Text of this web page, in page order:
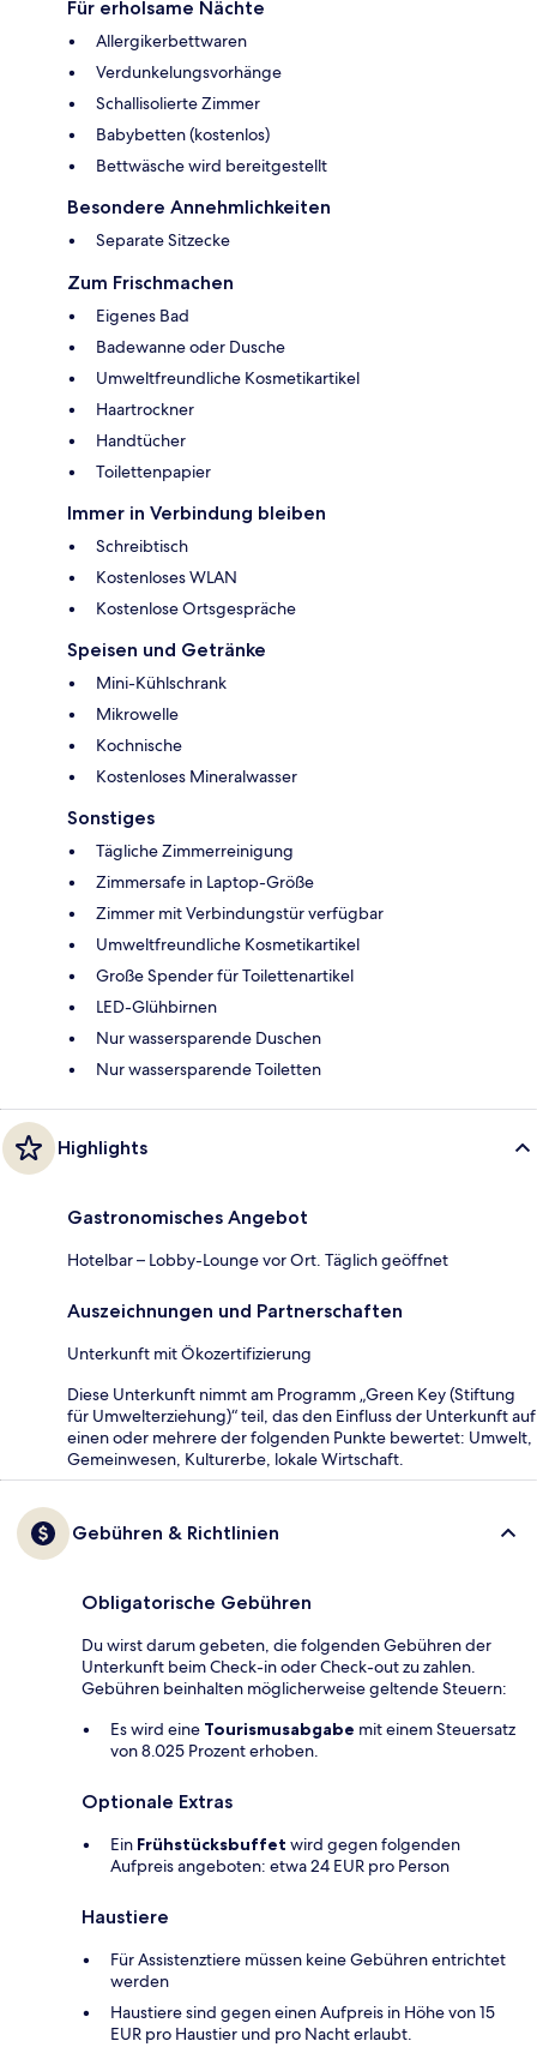
Für erholsame Nächte
Allergikerbettwaren
Verdunkelungsvorhänge
Schallisolierte Zimmer
Babybetten (kostenlos)
Bettwäsche wird bereitgestellt
Besondere Annehmlichkeiten
Separate Sitzecke
Zum Frischmachen
Eigenes Bad
Badewanne oder Dusche
Umweltfreundliche Kosmetikartikel
Haartrockner
Handtücher
Toilettenpapier
Immer in Verbindung bleiben
Schreibtisch
Kostenloses WLAN
Kostenlose Ortsgespräche
Speisen und Getränke
Mini-Kühlschrank
Mikrowelle
Kochnische
Kostenloses Mineralwasser
Sonstiges
Tägliche Zimmerreinigung
Zimmersafe in Laptop-Größe
Zimmer mit Verbindungstür verfügbar
Umweltfreundliche Kosmetikartikel
Große Spender für Toilettenartikel
LED-Glühbirnen
Nur wassersparende Duschen
Nur wassersparende Toiletten
Highlights
Gastronomisches Angebot
Hotelbar – Lobby-Lounge vor Ort. Täglich geöffnet
Auszeichnungen und Partnerschaften
Unterkunft mit Ökozertifizierung
Diese Unterkunft nimmt am Programm „Green Key (Stiftung
für Umwelterziehung)“ teil, das den Einfluss der Unterkunft auf
einen oder mehrere der folgenden Punkte bewertet: Umwelt,
Gemeinwesen, Kulturerbe, lokale Wirtschaft.
Gebühren & Richtlinien
Obligatorische Gebühren
Du wirst darum gebeten, die folgenden Gebühren der
Unterkunft beim Check-in oder Check-out zu zahlen.
Gebühren beinhalten möglicherweise geltende Steuern:
Es wird eine Tourismusabgabe mit einem Steuersatz
von 8.025 Prozent erhoben.
Optionale Extras
Ein Frühstücksbuffet wird gegen folgenden
Aufpreis angeboten: etwa 24 EUR pro Person
Haustiere
Für Assistenztiere müssen keine Gebühren entrichtet
werden
Haustiere sind gegen einen Aufpreis in Höhe von 15
EUR pro Haustier und pro Nacht erlaubt.